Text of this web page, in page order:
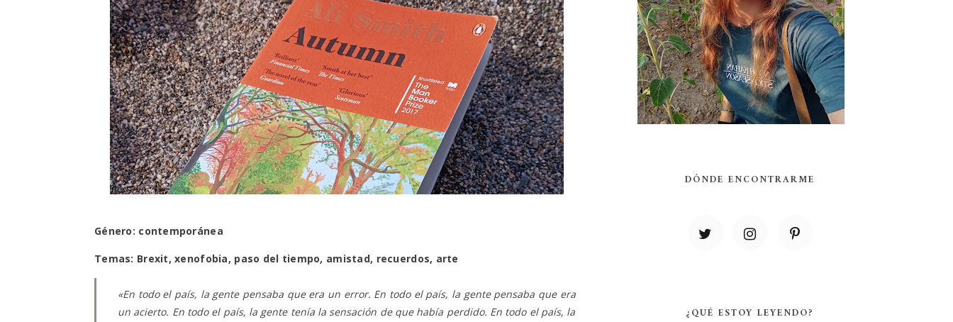
Género: contemporánea
Temas: Brexit, xenofobia, paso del tiempo, amistad, recuerdos, arte
«En todo el país, la gente pensaba que era un error. En todo el país, la gente pensaba que era
un acierto. En todo el país, la gente tenía la sensación de que había perdido. En todo el país, la
DÓNDE ENCONTRARME
¿QUÉ ESTOY LEYENDO?